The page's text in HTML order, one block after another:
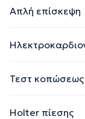
Απλή επίσκεψη
Τεστ
Holter πίεσης